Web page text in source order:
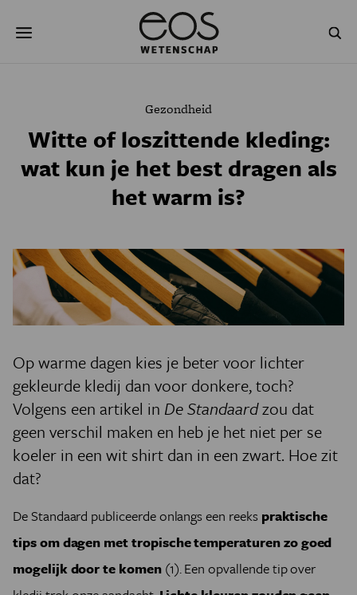
naar
NATUURWETENSCHAPPEN GESCHIEDENIS
PSYCHE & BREIN
PODCAST AGENDA
JONGE UITDAGERS
Gezondheid
Witte of loszittende kleding:
wat kun je het best dragen als
het warm is?
Op warme dagen kies je beter voor lichter
gekleurde kledij dan voor donkere, toch?
Volgens een artikel in De Standaardzou dat
geen verschil maken en heb je het niet per se
koeler in een wit shirt dan in een zwart. Hoe zit
dat?
De Standaard publiceerde onlangs een reeks praktische
tips om dagen met tropische temperaturen zo goed
mogelijk door te komen(1). Een opvallende tip over